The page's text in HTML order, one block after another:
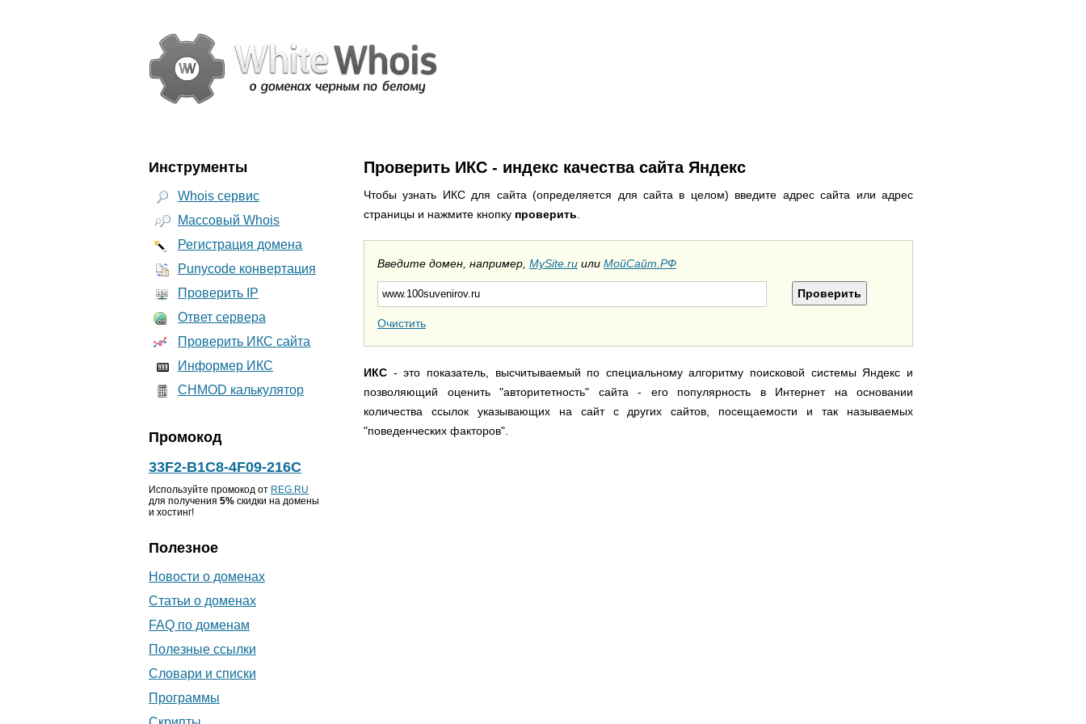
Проверить ИКС - индекс качества сайта Яндекс
Чтобы узнать ИКС для сайта (определяется для сайта в целом) введите адрес сайта или адрес
страницы и нажмите кнопку проверить
Введите домен, например, MySite.ru или МойСайт.РФ
Очистить
ИКС - это показатель, высчитываемый по специальному алгоритму поисковой системы Яндекс и
позволяющий оценить "авторитетность" сайта - его популярность в Интернет на основании
количества ссылок указывающих на сайт с других сайтов, посещаемости и так называемых
"поведенческих факторов".
Инструменты
Whois сервис
Массовый Whois
Регистрация домена
Punycode конвертация
Проверить IP
Ответ сервера
Проверить ИКС сайта
Информер ИКС
CHMOD калькулятор
Промокод
33F2-B1C8-4F09-216C
Используйте промокод от REG.RU
для получения 5% скидки на домены
и хостинг!
Полезное
Новости о доменах
Статьи о доменах
FAQ по доменам
Полезные ссылки
Словари и списки
Программы